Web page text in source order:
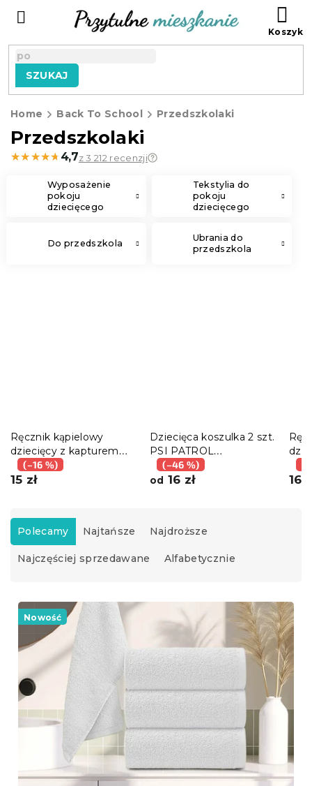
SZUKAJ
Home Back To School Przedszkolaki
Przedszkolaki
★★★★★
★★★★★ 4,7z 3 212 recenzji
Wyposażenie
pokoju
dziecięcego
Tekstylia do
pokoju
dziecięcego
Do przedszkola
Ubrania do
przedszkola
Ręcznik kąpielowy
dziecięcy z kapturem
NUBI 75x75 cm, biały
(–16 %)
15 zł
Dziecięca koszulka 2 szt.
PSI PATROL
niebieskie/szare - różne
rozmiary
(–46 %)
od 16 zł 16
S
o
r
n
e
o
d
u
ó
Polecamy Najtańsze Najdroższe
Najczęściej sprzedawane Alfabetycznie
L
p
o
d
Nowość